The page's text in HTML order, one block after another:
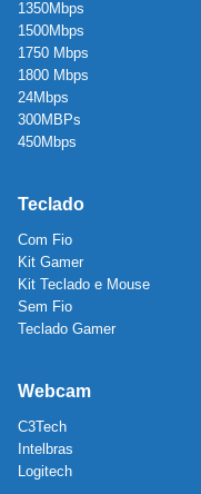
1350Mbps
1500Mbps
1750 Mbps
1800 Mbps
24Mbps
300MBPs
450Mbps
Teclado
Com Fio
Kit Gamer
Kit Teclado e Mouse
Sem Fio
Teclado Gamer
Webcam
C3Tech
Intelbras
Logitech